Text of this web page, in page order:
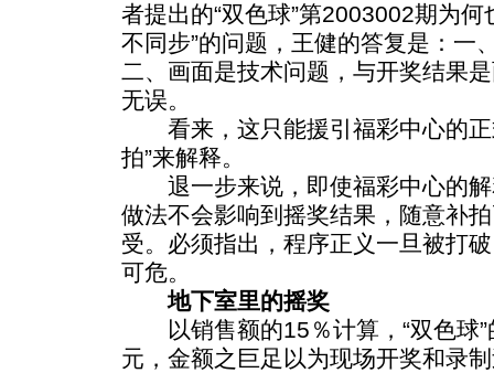
者提出的“双色球”第2003002期为
不同步”的问题，王健的答复是：一
二、画面是技术问题，与开奖结果
无误。
看来，这只能援引福彩中心的正
拍”来解释。
退一步来说，即使福彩中心的解
做法不会影响到摇奖结果，随意补
受。必须指出，程序正义一旦被打
可危。
地下室里的摇奖
以销售额的15％计算，“双色球”
元，金额之巨足以为现场开奖和录